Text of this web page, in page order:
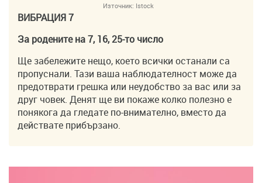
Източник: Istock
ВИБРАЦИЯ 7
За родените на 7, 16, 25-то число
Ще забележите нещо, което всички останали са
пропуснали. Тази ваша наблюдателност може да
предотврати грешка или неудобство за вас или за
друг човек. Денят ще ви покаже колко полезно е
понякога да гледате по-внимателно, вместо да
действате прибързано.